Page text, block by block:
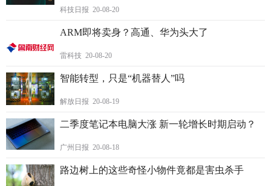
科技日报 20-08-20
ARM即将卖身？高通、华为头大了
雷科技 20-08-20
智能转型，只是“机器替人”吗
解放日报 20-08-19
二季度笔记本电脑大涨 新一轮增长时期启动？
广州日报 20-08-18
路边树上的这些奇怪小物件竟都是害虫杀手